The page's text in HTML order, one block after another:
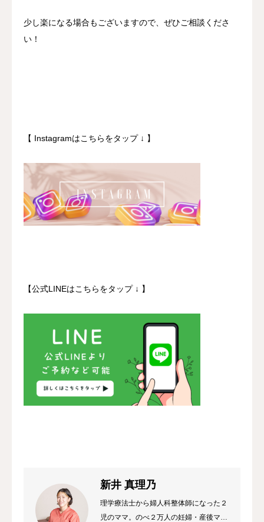
少し楽になる場合もございますので、ぜひご相談くださ
い！
【 Instagramはこちらをタップ ↓ 】
【公式LINEはこちらをタップ ↓ 】
新井 真理乃
理学療法士から婦人科整体師になった２
児のママ。のべ２万人の妊婦・産後ママ